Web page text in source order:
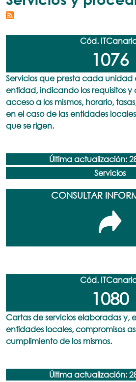
Cód.
1076
Servicios que presta cada unidad
entidad, indicando los requisitos
acceso a los mismos, horario,
en el caso de las entidades
que se rigen.
Última actualización:
Servicios
CONSULTAR
Cód.
1080
Cartas de servicios elaboradas y,
entidades locales, compromisos
cumplimiento de los mismos.
Última actualización: